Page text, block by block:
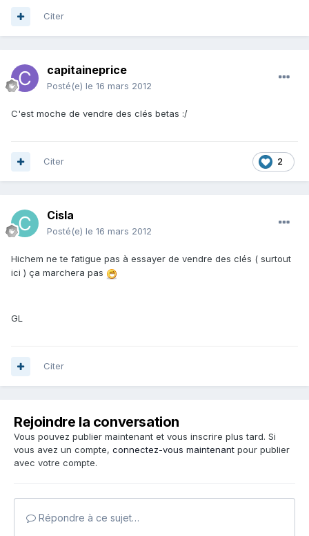
Citer
capitaineprice
Posté(e) le 16 mars 2012
C'est moche de vendre des clés betas :/
2
Citer
Cisla
Posté(e) le 16 mars 2012
Hichem ne te fatigue pas à essayer de vendre des clés ( surtout
ici ) ça marchera pas
GL
Citer
Rejoindre la conversation
Vous pouvez publier maintenant et vous inscrire plus tard. Si
vous avez un compte, connectez-vous maintenant pour publier
avec votre compte.
Répondre à ce sujet…